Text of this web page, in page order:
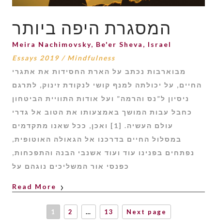
המסגרת היפה ביותר
Meira Nachimovsky, Be'er Sheva, Israel
Essays 2019 / Mindfulness
מבוארבות נכתב על הארת החסידות את אתגרי
החיים, על יכולתה למנף קושי לנקודת זינוק, לתרגם
ניסיון ל”נס והרמה” ועל אודות התוויית הביטחון
כחבל עבות המושך באמצעותו את הטוב אל גדרי
עולם העשיה. [1] ואכן, ככל שאנו מתקדמים
במסלול החיים בדרכנו אל הגאולה האוטופית,
נפתחים בפנינו עוד ועוד אשנבי הבנה והתפכחות,
כפנסי אור המשליכים נוגהם על
Read More
1 2 … 13 Next page